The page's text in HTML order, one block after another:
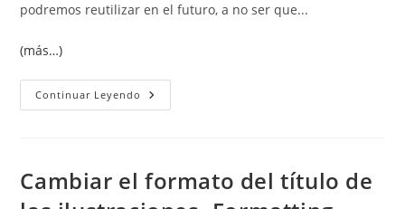
podremos reutilizar en el futuro, a no ser que...
(más…)
Continuar Leyendo Añadir
Y
Los
Títulos
Cambiar el formato del título de